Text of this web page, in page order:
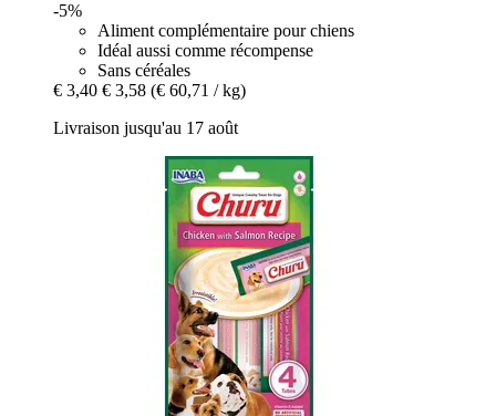
-5%
Aliment complémentaire pour chiens
Idéal aussi comme récompense
Sans céréales
€ 3,40 € 3,58 (€ 60,71 / kg)
Livraison jusqu'au 17 août